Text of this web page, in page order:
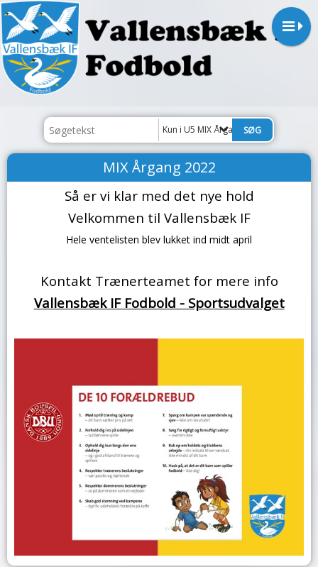
Kun i U5 MIX Årgang 2022
MIX Årgang 2022
Så er vi klar med det nye hold
Velkommen til Vallensbæk IF
Hele ventelisten blev lukket ind midt april
Kontakt Trænerteamet for mere info
Vallensbæk IF Fodbold - Sportsudvalget